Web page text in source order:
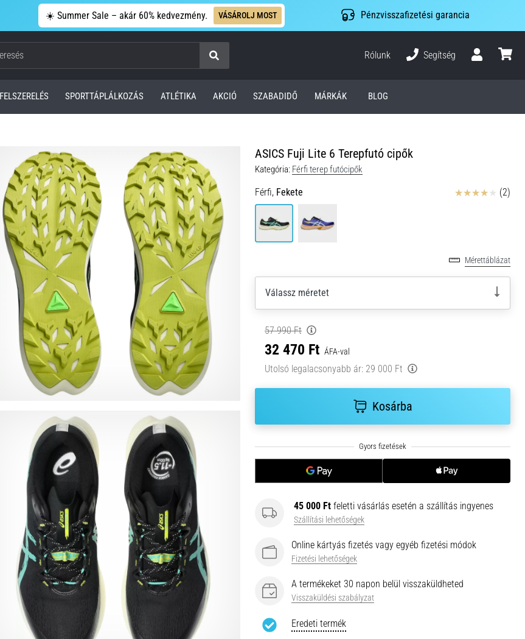
☀️ Summer Sale – akár 60% kedvezmény. VÁSÁROLJ MOST Pénzvisszafizetési garancia
Keresés
Rólunk
Segítség
FELSZERELÉS SPORTTÁPLÁLKOZÁS ATLÉTIKA AKCIÓ SZABADIDŐ MÁRKÁK BLOG
ASICS Fuji Lite 6 Terepfutó cipők
Kategória: Férfi terep futócipők
Férfi, Fekete Értékelés (2)
Mérettáblázat
Válassz méretet
57 990 Ft
32 470 Ft ÁFA-val
Utolsó legalacsonyabb ár: 29 000 Ft
Kosárba
45 000 Ft feletti vásárlás esetén a szállítás ingyenes
Szállítási lehetőségek
Online kártyás fizetés vagy egyéb fizetési módok
Fizetési lehetőségek
A termékeket 30 napon belül visszaküldheted
Visszaküldési szabályzat
Eredeti termék